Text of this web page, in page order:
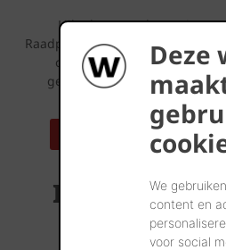
Deze
We
content en
voor social
Lijkt deze gevelsteen iets
Raadpleeg dan zeker ook eens
ontdek tal van
gevelstenen werden
ZOEK EEN
Inspirerende